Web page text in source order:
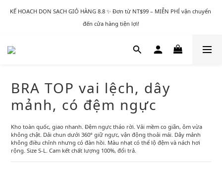
KẾ HOẠCH DỌN SẠCH GIỎ HÀNG 8.8 ✨ Đơn từ NT$99 – MIỄN PHÍ vận chuyển
đến cửa hàng tiện lợi!
BRA TOP vai lệch, dây
mảnh, có đệm ngực
Kho toàn quốc, giao nhanh. Đệm ngực tháo rời. Vải mềm co giãn, ôm vừa
không chật. Dải chun dưới 360° giữ ngực, vận động thoải mái. Dây mảnh
không điều chỉnh nhưng có đàn hồi. Màu nhạt có thể lộ đệm và nách hơi
rộng. Size S-L. Cam kết chất lượng 100%, đổi trả.